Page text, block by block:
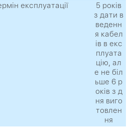
експлуатації
5 років
з дати в
веденн
я кабел
ів в екс
плуата
цію, ал
е не біл
ьше 6 р
оків з д
ня виго
товлен
ня